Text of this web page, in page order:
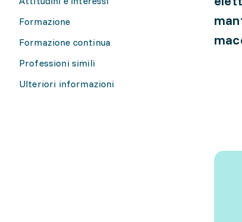
Formazione
Formazione continua
Professioni simili
Ulteriori informazioni